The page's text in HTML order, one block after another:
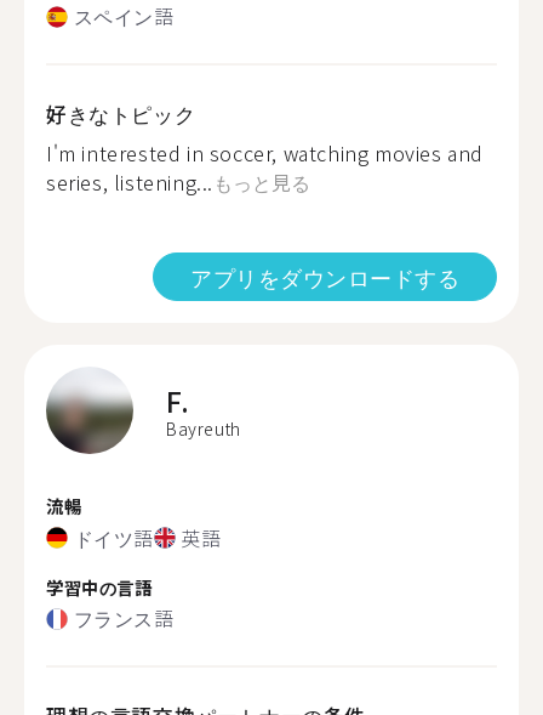
スペイン語
好きなトピック
I'm interested in soccer, watching movies and
series, listening... もっと見る
アプリをダウンロードする
F.
Bayreuth
流暢
ドイツ語 英語
学習中の言語
フランス語